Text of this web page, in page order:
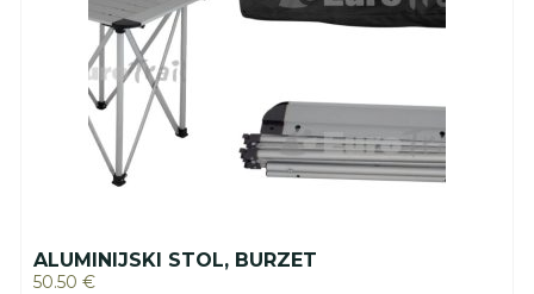
ALUMINIJSKI STOL, BURZET
50.50 €